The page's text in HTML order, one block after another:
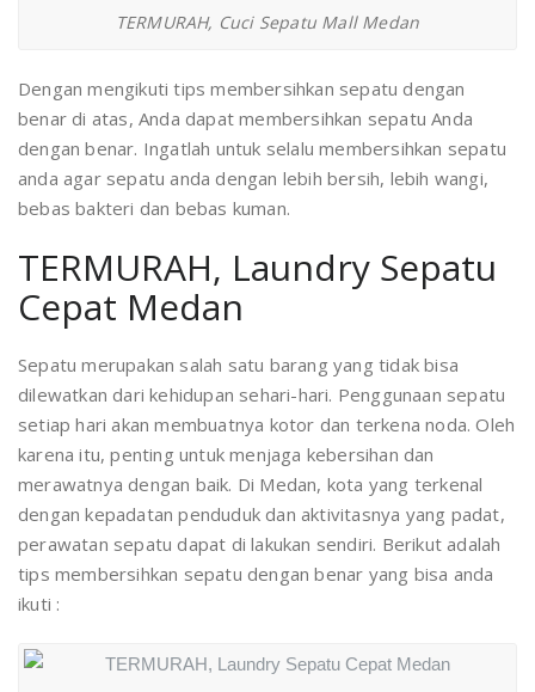
TERMURAH, Cuci Sepatu Mall Medan
Dengan mengikuti tips membersihkan sepatu dengan
benar di atas, Anda dapat membersihkan sepatu Anda
dengan benar. Ingatlah untuk selalu membersihkan sepatu
anda agar sepatu anda dengan lebih bersih, lebih wangi,
bebas bakteri dan bebas kuman.
TERMURAH, Laundry Sepatu
Cepat Medan
Sepatu merupakan salah satu barang yang tidak bisa
dilewatkan dari kehidupan sehari-hari. Penggunaan sepatu
setiap hari akan membuatnya kotor dan terkena noda. Oleh
karena itu, penting untuk menjaga kebersihan dan
merawatnya dengan baik. Di Medan, kota yang terkenal
dengan kepadatan penduduk dan aktivitasnya yang padat,
perawatan sepatu dapat di lakukan sendiri. Berikut adalah
tips membersihkan sepatu dengan benar yang bisa anda
ikuti :